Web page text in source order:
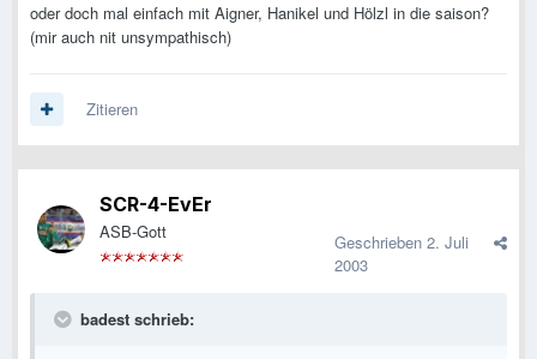
oder doch mal einfach mit Aigner, Hanikel und Hölzl in die saison?
(mir auch nit unsympathisch)
Zitieren
SCR-4-EvEr
ASB-Gott Geschrieben 2. Juli
2003
badest schrieb: